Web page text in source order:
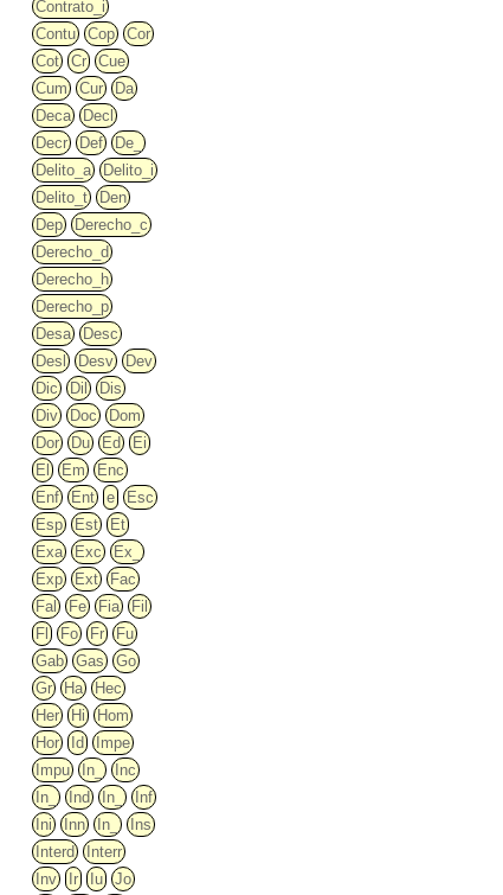
Contrato_i
Contu
Cop
Cor
Cot
Cr
Cue
Cum
Cur
Da
Deca
Decl
Decr
Def
De_
Delito_a
Delito_i
Delito_t
Den
Dep
Derecho_c
Derecho_d
Derecho_h
Derecho_p
Desa
Desc
Desl
Desv
Dev
Dic
Dil
Dis
Div
Doc
Dom
Dor
Du Ed
Ei
El
Em
Enc
Enf
Ent e
Esc
Esp
Est
Et
Exa
Exc
Ex_
Exp
Ext
Fac
Fal
Fe Fia
Fil
Fl
Fo Fr
Fu
Gab
Gas
Go
Gr
Ha
Hec
Her
Hi
Hom
Hor
Id
Impe
Impu
In_
Inc
In_
Ind In_
Inf
Ini
Inn In_
Ins
Interd
Interr
Inv
Ir Iu
Jo